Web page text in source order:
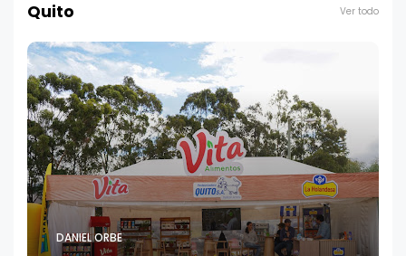
Quito Ver todo
DANIEL ORBE